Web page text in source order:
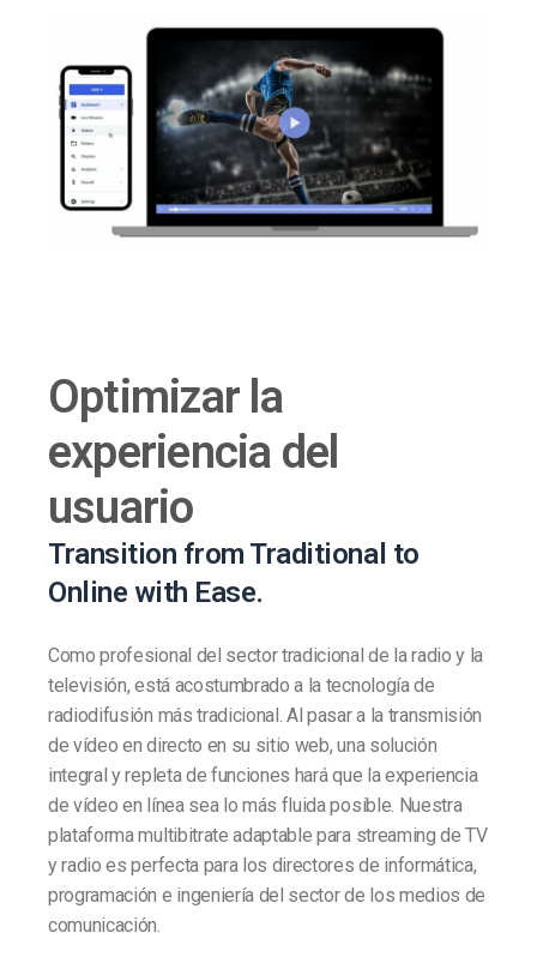
Optimizar la
experiencia del
usuario
Transition from Traditional to
Online with Ease.
Como profesional del sector tradicional de la radio y la
televisión, está acostumbrado a la tecnología de
radiodifusión más tradicional. Al pasar a la transmisión
de vídeo en directo en su sitio web, una solución
integral y repleta de funciones hará que la experiencia
de vídeo en línea sea lo más fluida posible. Nuestra
plataforma multibitrate adaptable para streaming de TV
y radio es perfecta para los directores de informática,
programación e ingeniería del sector de los medios de
comunicación.